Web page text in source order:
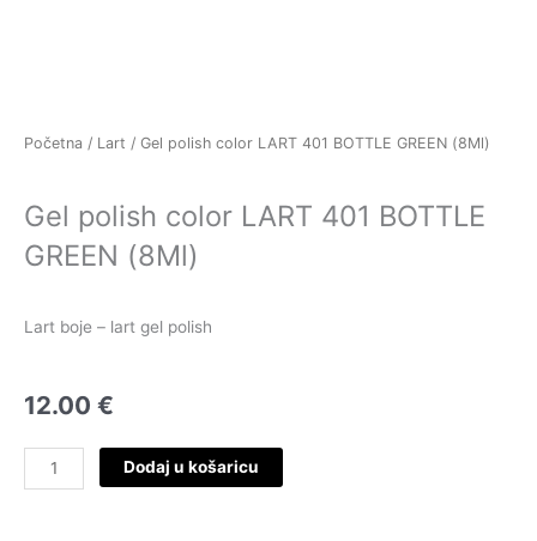
Početna / Lart / Gel polish color LART 401 BOTTLE GREEN (8Ml)
Gel polish color LART 401 BOTTLE
GREEN (8Ml)
Lart boje – lart gel polish
12.00 €
polish
Dodaj u košaricu